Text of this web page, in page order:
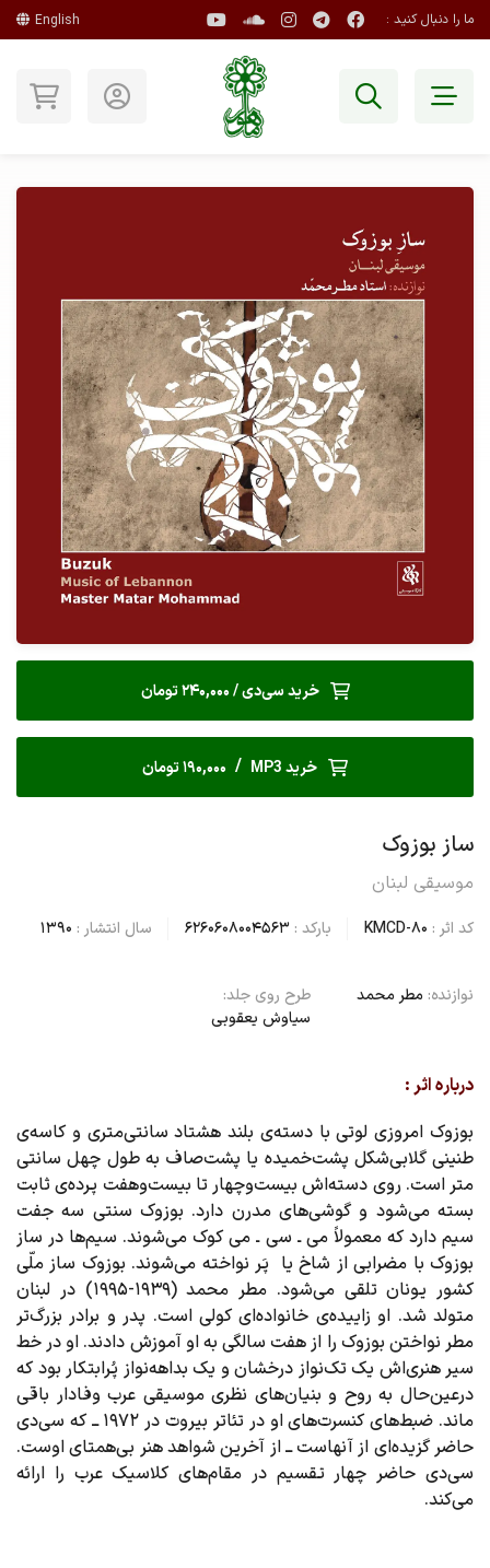
ما را دنبال کنید : English
خرید سی‌دی / 240,000 تومان
خرید MP3 / 190,000 تومان
ساز بوزوک
موسیقی لبنان
کد اثر : KMCD-80 بارکد : 6260608004563 سال انتشار : 1390
نوازنده: مطر محمد
طرح روی جلد:
سیاوش یعقوبی
درباره اثر :
بوزوک امروزی لوتی با دسته‌ی بلند هشتاد سانتی‌متری و کاسه‌ی
طنینی گلابی‌شکل پشت‌خمیده یا پشت‌صاف به طول چهل سانتی
متر است. روی دسته‌اش بیست‌وچهار تا بیست‌وهفت پرده‌ی ثابت
بسته می‌شود و گوشی‌های مدرن دارد. بوزوک سنتی سه جفت
سیم دارد که معمولاً می ـ سی ـ می کوک می‌شوند. سیم‌ها در ساز
بوزوک با مضرابی از شاخ یا پَر نواخته می‌شوند. بوزوک ساز ملّی
کشور یونان تلقی می‌شود. مطر محمد (۱۹۳۹-۱۹۹۵) در لبنان
متولد شد. او زاییده‌ی خانواده‌ای کولی است. پدر و برادر بزرگ‌تر
مطر نواختن بوزوک را از هفت سالگی به او آموزش دادند. او در خط
سیر هنری‌اش یک تک‌نواز درخشان و یک بداهه‌نواز پُرابتکار بود که
درعین‌حال به روح و بنیان‌های نظری موسیقی عرب وفادار باقی
ماند. ضبط‌های کنسرت‌های او در تئاتر بیروت در ۱۹۷۲ ــ که سی‌دی
حاضر گزیده‌ای از آنهاست ــ از آخرین شواهد هنر بی‌همتای اوست.
سی‌دی حاضر چهار تقسیم در مقام‌های کلاسیک عرب را ارائه
می‌کند.